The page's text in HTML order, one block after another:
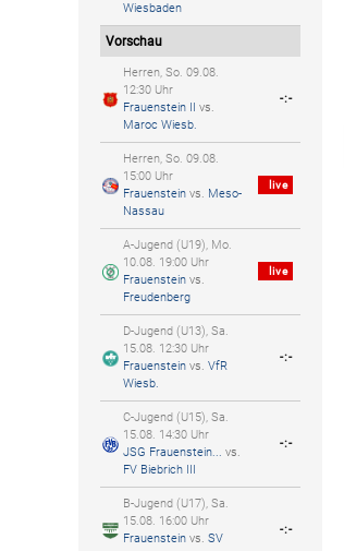
Wiesbaden
Vorschau
Herren, So. 09.08.
12:30 Uhr
Frauenstein II
vs.
Maroc Wiesb.
-:-
Herren, So. 09.08.
15:00 Uhr
Frauenstein vs. Meso-
Nassau
live
A-Jugend (U19), Mo.
10.08. 19:00 Uhr
Frauenstein vs.
Freudenberg
live
D-Jugend (U13), Sa.
15.08. 12:30 Uhr
Frauenstein vs. VfR
Wiesb.
-:-
C-Jugend (U15), Sa.
15.08. 14:30 Uhr
JSG Frauenstein... vs.
FV Biebrich III
-:-
B-Jugend (U17), Sa.
15.08. 16:00 Uhr
Frauenstein vs. SV
-:-